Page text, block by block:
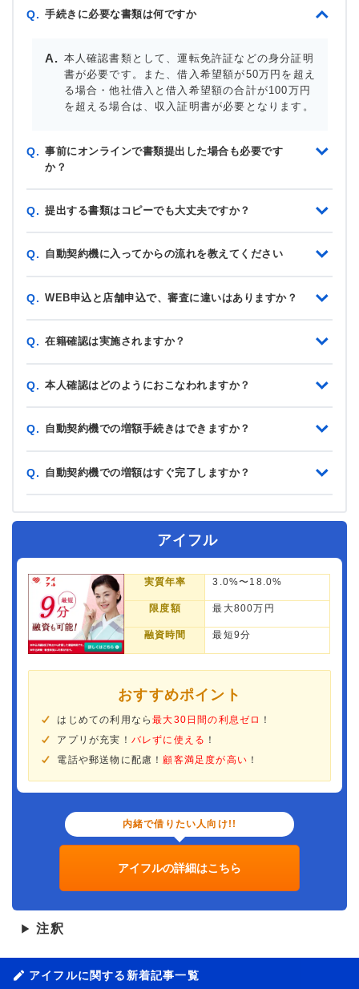
Q. 手続きに必要な書類は何ですか
本人確認書類として、運転免許証などの身分証明
書が必要です。また、借入希望額が50万円を超え
る場合・他社借入と借入希望額の合計が100万円
を超える場合は、収入証明書が必要となります。
Q. 事前にオンラインで書類提出した場合も必要です
か？
Q. 提出する書類はコピーでも大丈夫ですか？
Q. 自動契約機に入ってからの流れを教えてください
Q. WEB申込と店舗申込で、審査に違いはありますか？
Q. 在籍確認は実施されますか？
Q. 本人確認はどのようにおこなわれますか？
Q. 自動契約機での増額手続きはできますか？
Q. 自動契約機での増額はすぐ完了しますか？
アイフル
実質年率 3.0%〜18.0%
限度額 最大800万円
融資時間 最短9分
おすすめポイント
はじめての利用なら最大30日間の利息ゼロ ！
アプリが充実！ バレずに使える ！
電話や郵送物に配慮！ 顧客満足度が高い ！
内緒で借りたい人向け!!
アイフルの詳細はこちら
▶ 注釈
アイフルに関する新着記事一覧